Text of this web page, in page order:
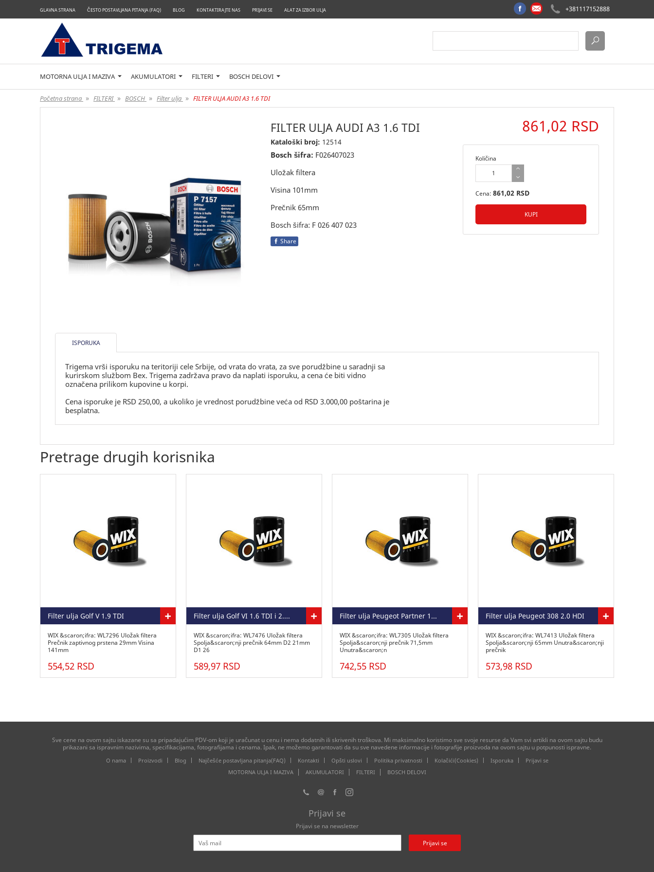
GLAVNA STRANA ČESTO POSTAVLJANA PITANJA (FAQ) BLOG KONTAKTIRAJTE NAS PRIJAVI SE ALAT ZA IZBOR ULJA +381117152888
MOTORNA ULJA I MAZIVA AKUMULATORI FILTERI BOSCH DELOVI
Početna strana » FILTERI » BOSCH » Filter ulja » FILTER ULJA AUDI A3 1.6 TDI
FILTER ULJA AUDI A3 1.6 TDI
Kataloški broj: 12514
Bosch šifra: F026407023
Uložak filtera
Visina 101mm
Prečnik 65mm
Bosch šifra: F 026 407 023
Share
861,02 RSD
Količina
Cena: 861,02 RSD
ISPORUKA
Trigema vrši isporuku na teritoriji cele Srbije, od vrata do vrata, za sve porudžbine u saradnji sa
kurirskom službom Bex. Trigema zadržava pravo da naplati isporuku, a cena će biti vidno
označena prilikom kupovine u korpi.
Cena isporuke je RSD 250,00, a ukoliko je vrednost porudžbine veća od RSD 3.000,00 poštarina je
besplatna.
Pretrage drugih korisnika
Filter ulja Golf V 1.9 TDI +
WIX &scaron;ifra: WL7296 Uložak filtera
Prečnik zaptivnog prstena 29mm Visina
141mm
554,52 RSD
Filter ulja Golf VI 1.6 TDI i 2.0 TDI +
WIX &scaron;ifra: WL7476 Uložak filtera
Spolja&scaron;nji prečnik 64mm D2 21mm
D1 26
589,97 RSD
Filter ulja Peugeot Partner 1.6 HDI +
WIX &scaron;ifra: WL7305 Uložak filtera
Spolja&scaron;nji prečnik 71,5mm
Unutra&scaron;n
742,55 RSD
Filter ulja Peugeot 308 2.0 HDI +
WIX &scaron;ifra: WL7413 Uložak filtera
Spolja&scaron;nji 65mm Unutra&scaron;nji
prečnik
573,98 RSD
Sve cene na ovom sajtu iskazane su sa pripadajućim PDV-om koji je uračunat u cenu i nema dodatnih ili skrivenih troškova. Mi maksimalno koristimo sve svoje resurse da Vam svi artikli na ovom sajtu budu
prikazani sa ispravnim nazivima, specifikacijama, fotografijama i cenama. Ipak, ne možemo garantovati da su sve navedene informacije i fotografije proizvoda na ovom sajtu u potpunosti ispravne.
O nama Proizvodi Blog Najčešće postavljana pitanja(FAQ) Kontakti Opšti uslovi Politika privatnosti Kolačići(Cookies) Isporuka
Prijavi se
MOTORNA ULJA I MAZIVA
AKUMULATORI FILTERI BOSCH DELOVI
Prijavi se
Prijavi se na newsletter
Prijavi se